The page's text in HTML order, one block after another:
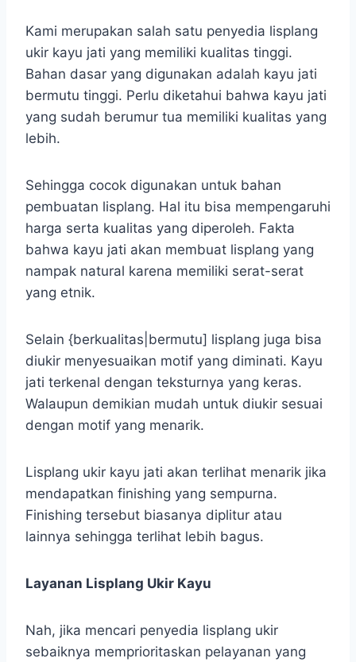
Kami merupakan salah satu penyedia lisplang
ukir kayu jati yang memiliki kualitas tinggi.
Bahan dasar yang digunakan adalah kayu jati
bermutu tinggi. Perlu diketahui bahwa kayu jati
yang sudah berumur tua memiliki kualitas yang
lebih.
Sehingga cocok digunakan untuk bahan
pembuatan lisplang. Hal itu bisa mempengaruhi
harga serta kualitas yang diperoleh. Fakta
bahwa kayu jati akan membuat lisplang yang
nampak natural karena memiliki serat-serat
yang etnik.
Selain {berkualitas|bermutu] lisplang juga bisa
diukir menyesuaikan motif yang diminati. Kayu
jati terkenal dengan teksturnya yang keras.
Walaupun demikian mudah untuk diukir sesuai
dengan motif yang menarik.
Lisplang ukir kayu jati akan terlihat menarik jika
mendapatkan finishing yang sempurna.
Finishing tersebut biasanya diplitur atau
lainnya sehingga terlihat lebih bagus.
Layanan Lisplang Ukir Kayu
Nah, jika mencari penyedia lisplang ukir
sebaiknya memprioritaskan pelayanan yang